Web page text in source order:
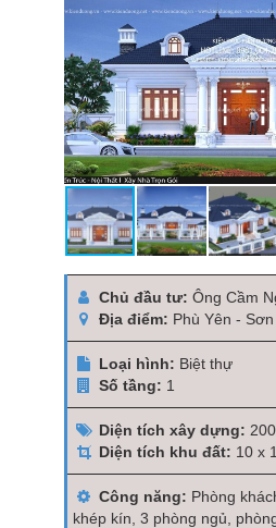
Chủ đầu tư: Ông Cầm
Địa điểm: Phù Yên -
Loại hình: Biệt thự
Số tầng: 1
Diện tích xây dựng:
Diện tích khu đất: 10 x
Công năng: Phòng
khép kín, 3 phòng ngủ,